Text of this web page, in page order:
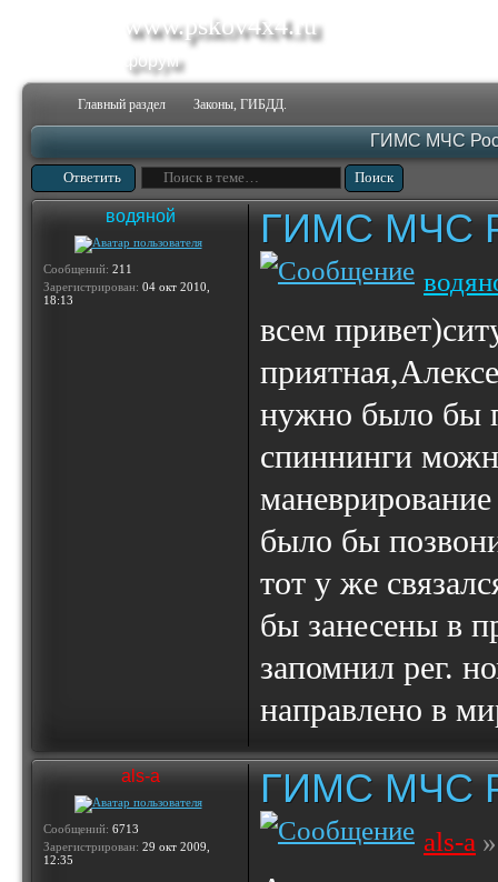
www.pskov4x4.ru
форум
Главный раздел Законы, ГИБДД.
ГИМС МЧС
Ответить
водяной
Сообщений: 211
Зарегистрирован: 04 окт 2010,
18:13
ГИМС МЧС
всем
нужно было бы
спиннинги
было бы
тот у же
бы занесены в
запомнил рег.
направлено в
als-a
Сообщений: 6713
Зарегистрирован: 29 окт 2009,
12:35
ГИМС МЧС
als-a